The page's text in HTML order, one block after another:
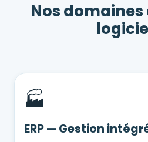
Nos
🏭
ERP — Gestion